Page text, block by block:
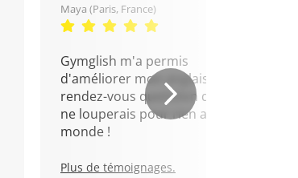
Maya (Paris, France)
Gymglish m'a permis
d'améliorer mon anglais. Un
rendez-vous quotidien que je
ne louperais pour rien au
monde !
Plus de témoignages.